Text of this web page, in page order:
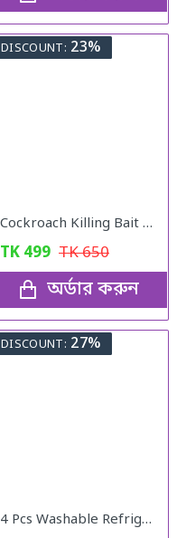
DISCOUNT: 23%
Cockroach Killing Bait Powder (5 pcs)
TK 499 TK650
অর্ডার করুন
DISCOUNT: 27%
4 Pcs Washable Refrigerator Mats